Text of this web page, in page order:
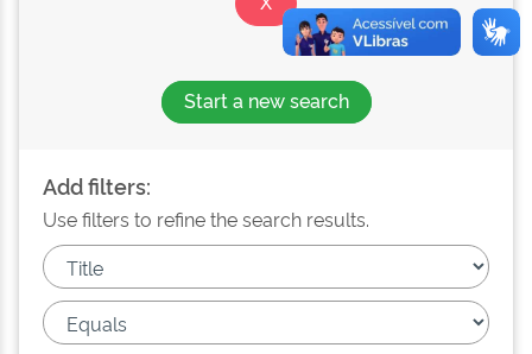
Start a new search
Add filters:
Use filters to refine the search results.